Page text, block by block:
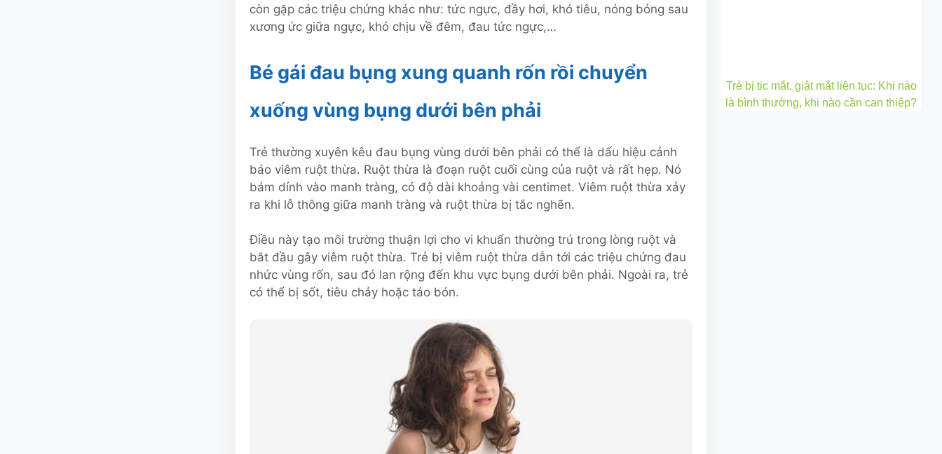
còn gặp các triệu chứng khác như: tức ngực, đầy hơi, khó tiêu, nóng bỏng sau
xương ức giữa ngực, khó chịu về đêm, đau tức ngực,…
Bé gái đau bụng xung quanh rốn rồi chuyển
xuống vùng bụng dưới bên phải
Trẻ thường xuyên kêu đau bụng vùng dưới bên phải có thể là dấu hiệu cảnh
báo viêm ruột thừa. Ruột thừa là đoạn ruột cuối cùng của ruột và rất hẹp. Nó
bám dính vào manh tràng, có độ dài khoảng vài centimet. Viêm ruột thừa xảy
ra khi lỗ thông giữa manh tràng và ruột thừa bị tắc nghẽn.
Điều này tạo môi trường thuận lợi cho vi khuẩn thường trú trong lòng ruột và
bắt đầu gây viêm ruột thừa. Trẻ bị viêm ruột thừa dẫn tới các triệu chứng đau
nhức vùng rốn, sau đó lan rộng đến khu vực bụng dưới bên phải. Ngoài ra, trẻ
có thể bị sốt, tiêu chảy hoặc táo bón.
Trẻ bị tic mắt, giật mắt liên tục: Khi nào
là bình thường, khi nào cần can thiệp?